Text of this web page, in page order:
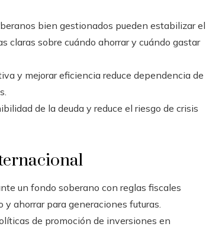
bien gestionados pueden estabilizar el
claras sobre cuándo ahorrar y cuándo gastar
y mejorar eficiencia reduce dependencia de
de la deuda y reduce el riesgo de crisis
un fondo soberano con reglas fiscales
ahorrar para generaciones futuras.
de promoción de inversiones en